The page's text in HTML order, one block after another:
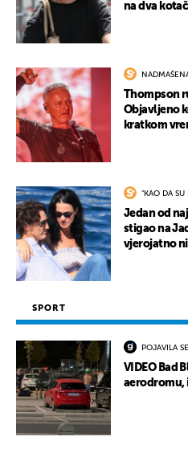
na dva
Thompson
Objavljeno
kratkom
"KAO DA
Jedan od
stigao na
vjerojatno
SPORT
POJAVILA
VIDEO Bad
aerodromu,